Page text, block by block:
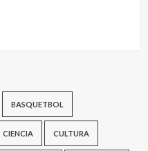
BASQUETBOL
CIENCIA CULTURA